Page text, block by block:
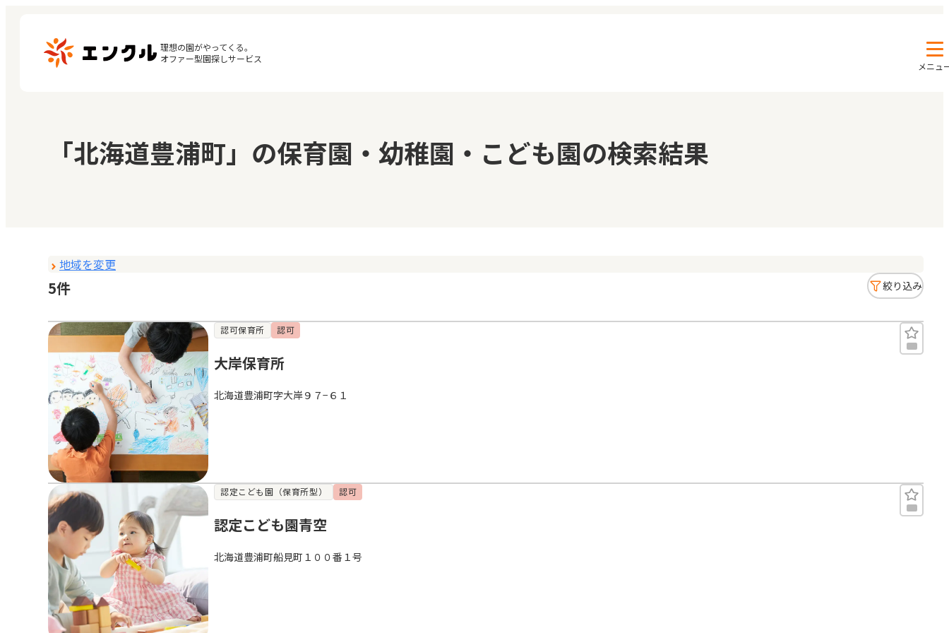
理想の園がやってくる。
オファー型園探しサービス
メニュ
保育園・幼稚園を探す
地図から探す
閲覧履歴
お気に入り
メッセージ
おすすめの園
「北海道豊浦町」の保育園・幼稚園・こども園の検索結果
地域を変更
5件 絞り込み
認可保育所 認可
大岸保育所
北海道豊浦町字大岸９７−６１
認定こども園（保育所型） 認可
認定こども園青空
北海道豊浦町船見町１００番１号